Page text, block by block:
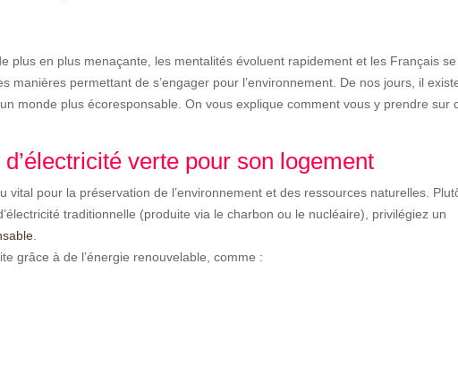
F
c
e
b
i
n
k
I
plus en plus menaçante, les mentalités évoluent rapidement et les Français se
manières permettant de s’engager pour l’environnement. De nos jours, il
monde plus écoresponsable. On vous explique comment vous y prendre sur
verte pour son logement
vital pour la préservation de l’environnement et des ressources naturelles.
traditionnelle (produite via le charbon ou le nucléaire), privilégiez un
grâce à de l’énergie renouvelable, comme :